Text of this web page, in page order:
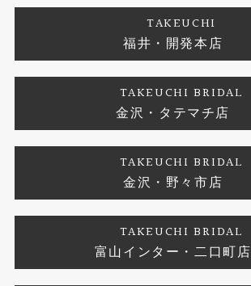
婚約ネックレス
エタニティリング
プロポーズサポート
ブランドリスト
ジュエリーリフォーム
お客様の声
プライバシーポリシー
TAKEUCHI
福井・開発本店
TAKEUCHI BRIDAL
金沢・タテマチ店
TAKEUCHI BRIDAL
金沢・野々市店
TAKEUCHI BRIDAL
富山インター・二口町店